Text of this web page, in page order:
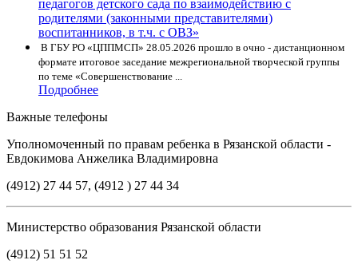
В ГБУ РО «ЦППМСП» 28.05.2026 прошло в очно - дистанционном
формате итоговое заседание межрегиональной творческой группы
по теме «Совершенствование ...
Подробнее
Важные телефоны
Уполномоченный по правам ребенка в Рязанской области -
Евдокимова Анжелика Владимировна
(4912) 27 44 57, (4912 ) 27 44 34
Министерство образования Рязанской области
(4912) 51 51 52